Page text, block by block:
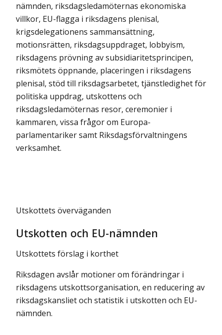
nämnden, riksdagsledamöternas ekonomiska
villkor, EU-flagga i riksdagens plenisal,
krigsdelegationens sammansättning,
motionsrätten, riksdagsupp­draget, lobbyism,
riksdagens prövning av subsidiaritetsprincipen,
riksmötets öppnande, placeringen i riksdagens
plenisal, stöd till riksdagsarbetet, tjänstledighet för
politiska uppdrag, utskottens och
riksdagsledamöternas resor, ceremonier i
kammaren, vissa frågor om Europa­
parlamentariker samt Riksdags­för­valtningens
verksamhet.
Utskottets överväganden
Utskotten och EU-nämnden
Utskottets förslag i korthet
Riksdagen avslår motioner om förändringar i
riksdagens utskotts­organisation, en reducering av
riksdagskansliet och statistik i utskotten och EU-
nämnden.